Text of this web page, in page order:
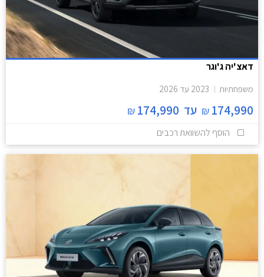
דאצ'יה ג'וגר
משפחתיות 2023 עד 2026
174,990
₪ עד 174,990
₪
הוסף להשוואת רכבים